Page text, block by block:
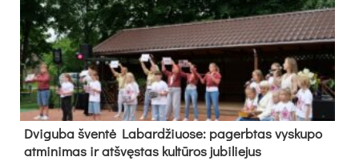
Dvi­gu­ba šven­tė La­bar­džiuo­se: pa­gerb­tas vys­ku­po
at­mi­ni­mas ir at­švęs­tas kul­tū­ros ju­bi­lie­jus